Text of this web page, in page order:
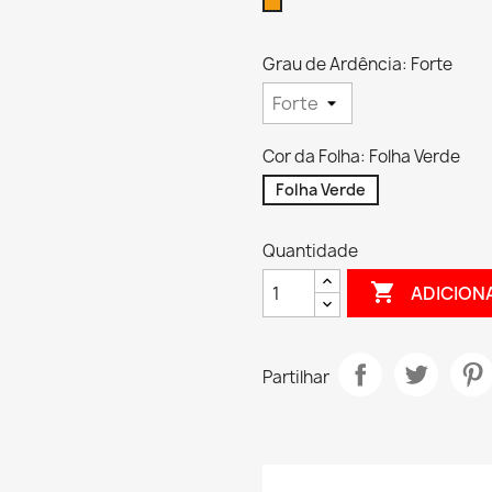
Grau de Ardência: Forte
Cor da Folha: Folha Verde
Folha Verde
Quantidade

Partilhar